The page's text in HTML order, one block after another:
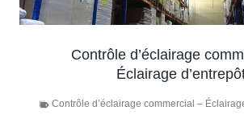
Contrôle d’éclairage
Éclairage
Contrôle d’éclairage commercial –